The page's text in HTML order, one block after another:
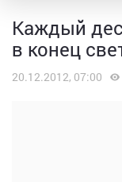
Каждый
в конец
20.12.2012, 07:00